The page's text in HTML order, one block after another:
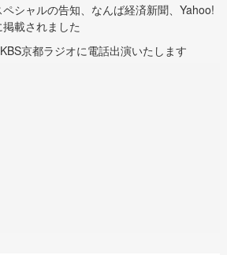
シャルの告知、なんば経済新聞、Yahoo!
載されました
京都ラジオに電話出演いたします